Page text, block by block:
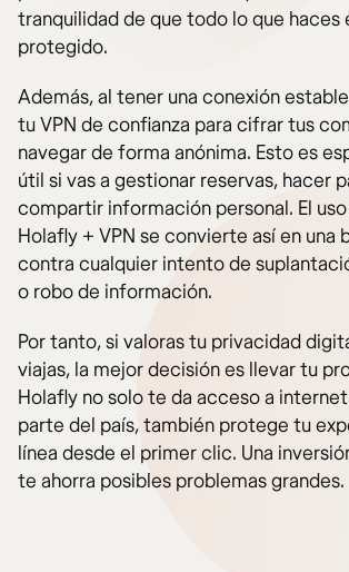
tranquilidad de que todo lo que haces
protegido.
Además, al tener una conexión
tu VPN de confianza para cifrar tus
navegar de forma anónima. Esto es
útil si vas a gestionar reservas, hacer
compartir información personal. El
Holafly + VPN se convierte así en una
contra cualquier intento de
o robo de información.
Por tanto, si valoras tu privacidad
viajas, la mejor decisión es llevar tu
Holafly no solo te da acceso a
parte del país, también protege tu
línea desde el primer clic. Una
te ahorra posibles problemas grandes.